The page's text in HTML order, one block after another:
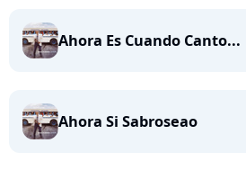
Ahora Es Cuando Canto...
Ahora Si Sabroseao